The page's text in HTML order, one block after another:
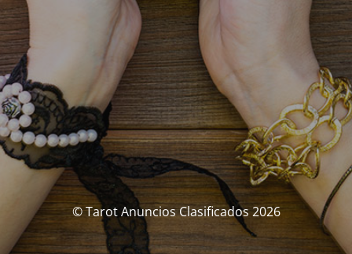
© Tarot Anuncios Clasificados 2026